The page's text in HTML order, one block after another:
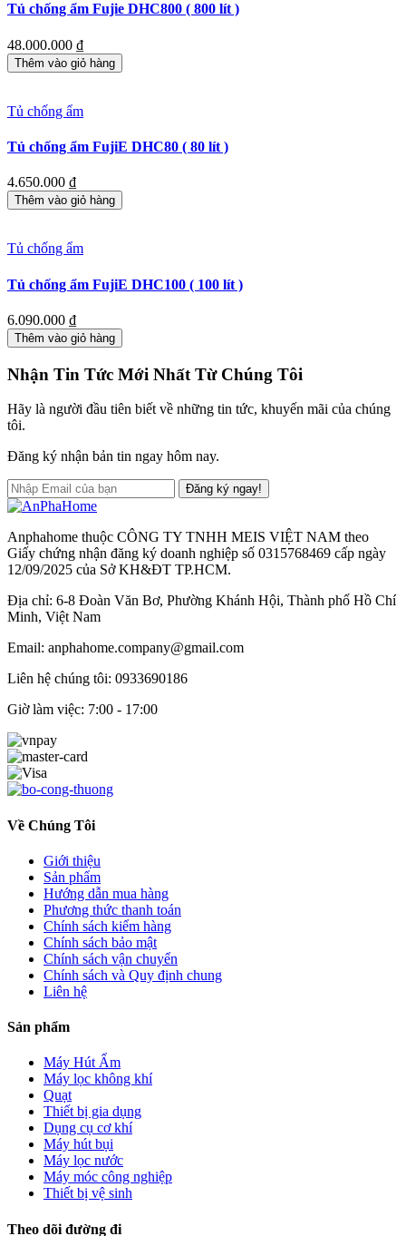
Tủ chống ẩm Fujie DHC800 ( 800 lít )
48.000.000 ₫
Thêm vào giỏ hàng
Tủ chống ẩm
Tủ chống ẩm FujiE DHC80 ( 80 lít )
4.650.000 ₫
Thêm vào giỏ hàng
Tủ chống ẩm
Tủ chống ẩm FujiE DHC100 ( 100 lít )
6.090.000 ₫
Thêm vào giỏ hàng
Nhận Tin Tức Mới Nhất Từ Chúng Tôi
Hãy là người đầu tiên biết về những tin tức, khuyến mãi của chúng
tôi.
Đăng ký nhận bản tin ngay hôm nay.
Đăng ký ngay!
Anphahome thuộc CÔNG TY TNHH MEIS VIỆT NAM theo
Giấy chứng nhận đăng ký doanh nghiệp số 0315768469 cấp ngày
12/09/2025 của Sở KH&ĐT TP.HCM.
Địa chỉ: 6-8 Đoàn Văn Bơ, Phường Khánh Hội, Thành phố Hồ Chí
Minh, Việt Nam
Email: anphahome.company@gmail.com
Liên hệ chúng tôi: 0933690186
Giờ làm việc: 7:00 - 17:00
Về Chúng Tôi
Giới thiệu
Sản phẩm
Hướng dẫn mua hàng
Phương thức thanh toán
Chính sách kiểm hàng
Chính sách bảo mật
Chính sách vận chuyển
Chính sách và Quy định chung
Liên hệ
Sản phẩm
Máy Hút Ẩm
Máy lọc không khí
Quạt
Thiết bị gia dụng
Dụng cụ cơ khí
Máy hút bụi
Máy lọc nước
Máy móc công nghiệp
Thiết bị vệ sinh
Theo dõi đường đi